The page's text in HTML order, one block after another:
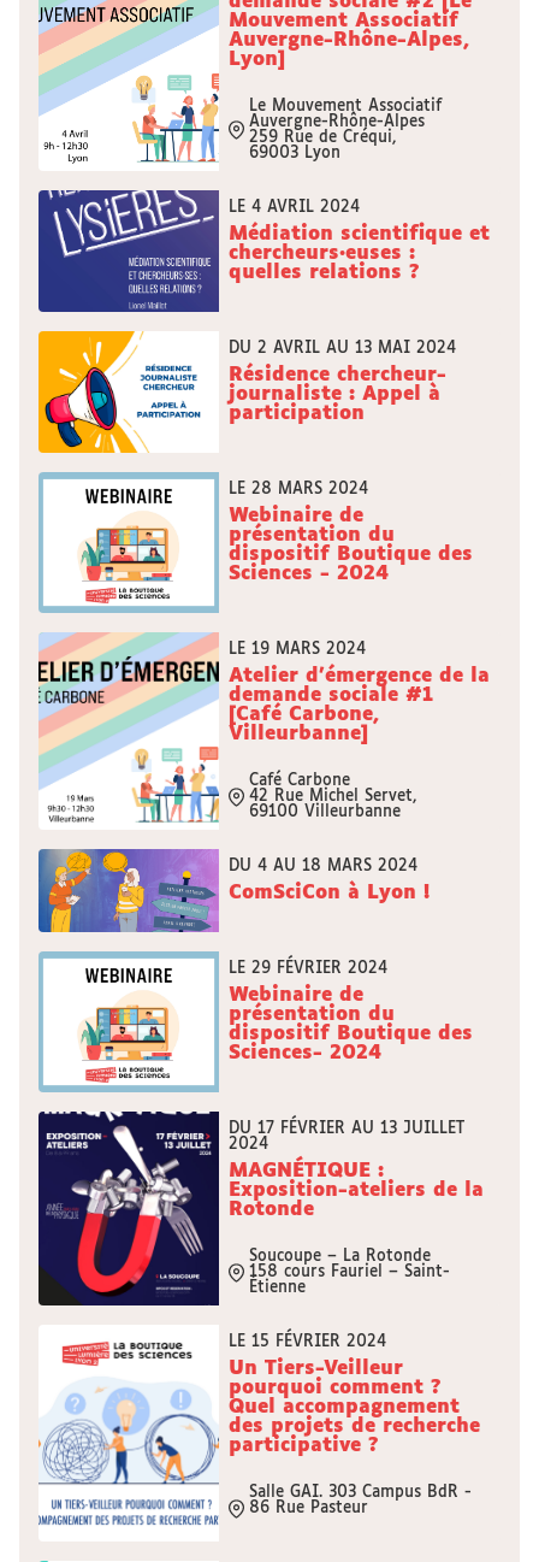
Mouvement Associatif
Auvergne-Rhône-Alpes,
Lyon]
Le Mouvement Associatif
Auvergne-Rhône-Alpes
259 Rue de Créqui,
69003 Lyon
LE 4 AVRIL 2024
Médiation scientifique et
chercheurs·euses :
quelles relations ?
DU 2 AVRIL AU 13 MAI 2024
Résidence chercheur-
journaliste : Appel à
participation
LE 28 MARS 2024
Webinaire de
présentation du
dispositif Boutique des
Sciences - 2024
LE 19 MARS 2024
Atelier d'émergence de la
demande sociale #1
[Café Carbone,
Villeurbanne]
Café Carbone
42 Rue Michel Servet,
69100 Villeurbanne
DU 4 AU 18 MARS 2024
ComSciCon à Lyon !
LE 29 FÉVRIER 2024
Webinaire de
présentation du
dispositif Boutique des
Sciences- 2024
DU 17 FÉVRIER AU 13 JUILLET
2024
MAGNÉTIQUE :
Exposition-ateliers de la
Rotonde
Soucoupe – La Rotonde
158 cours Fauriel – Saint-
Étienne
LE 15 FÉVRIER 2024
Un Tiers-Veilleur
pourquoi comment ?
Quel accompagnement
des projets de recherche
participative ?
Salle GAI. 303 Campus BdR -
86 Rue Pasteur